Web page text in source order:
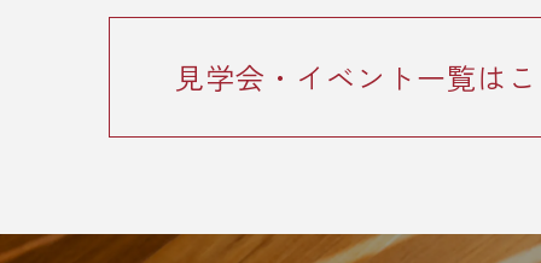
見学会・イベント一覧は